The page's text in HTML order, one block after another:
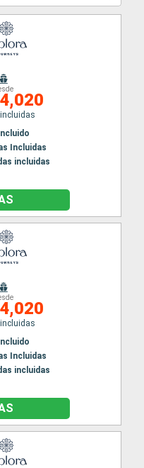
Incluidas
incluidas
Incluidas
incluidas